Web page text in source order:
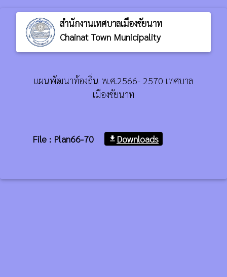
สำนักงานเทศบาลเมืองชัยนาท
Chainat Town Municipality
แผนพัฒนาท้องถิ่น พ.ศ.2566- 2570 เทศบาล
เมืองชัยนาท
File : Plan66-70 file_download Downloads